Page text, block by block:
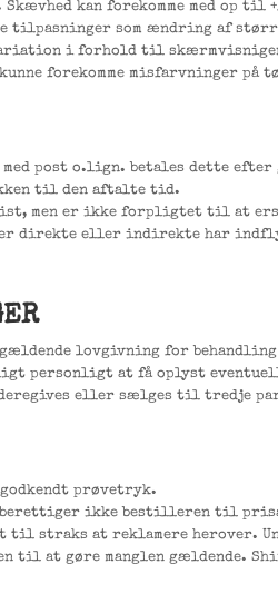
kan forekomme med op til
tilpasninger som ændring af
i forhold til
forekomme misfarvninger på
med post o.lign. betales dette
til den aftalte tid.
men er ikke forpligtet til at
direkte eller indirekte har
lovgivning for
at få oplyst
eller sælges til tredje
prøvetryk.
ikke bestilleren til
straks at reklamere herover.
til at gøre manglen gældende.